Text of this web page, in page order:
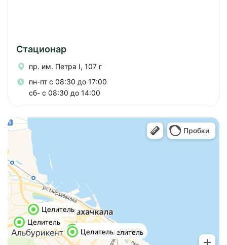
Стационар
пр. им. Петра I, 107 г
пн-пт с 08:30 до 17:00
сб- с 08:30 до 14:00